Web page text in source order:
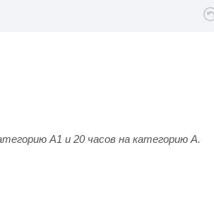
А1 и 20 часов на категорию А.